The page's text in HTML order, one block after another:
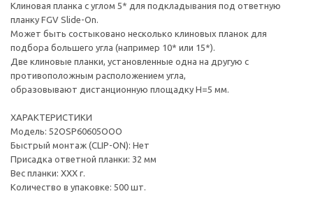
Клиновая планка с углом 5* для подкладывания под ответную
планку FGV Slide-On.
Может быть состыковано несколько клиновых планок для
подбора большего угла (например 10* или 15*).
Две клиновые планки, установленные одна на другую с
противоположным расположением угла,
образовывают дистанционную площадку H=5 мм.
ХАРАКТЕРИСТИКИ
Модель: 52OSP60605OOO
Быстрый монтаж (CLIP-ON): Нет
Присадка ответной планки: 32 мм
Вес планки: ХХХ г.
Количество в упаковке: 500 шт.